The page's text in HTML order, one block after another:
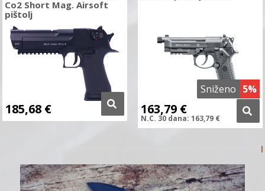
Co2 Short Mag. Airsoft
pištolj
185,68 €
Sniženo 5%
163,79 €
N.C. 30 dana: 163,79 €